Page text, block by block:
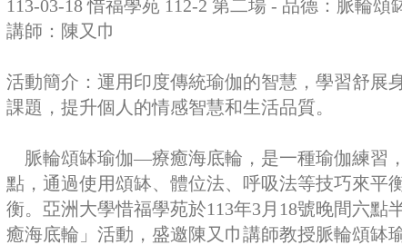
113-03-18 惜福學苑 112-2 第二場 - 品德：脈輪
講師：陳又巾
活動簡介： 運用印度傳統瑜伽的智慧，學習舒展
課題，提升個人的情感智慧和生活品質。
脈輪頌缽瑜伽—療癒海底輪，是一種瑜伽練習
點，通過使用頌缽、體位法、呼吸法等技巧來平
衡。亞洲大學惜福學苑於113年3月18號晚間六
癒海底輪」活動，盛邀陳又巾講師教授脈輪頌